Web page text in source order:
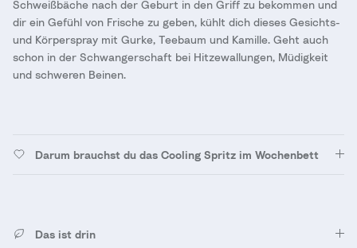
Schweißbäche nach der Geburt in den Griff zu bekommen und
dir ein Gefühl von Frische zu geben, kühlt dich dieses Gesichts-
und Körperspray mit Gurke, Teebaum und Kamille. Geht auch
schon in der Schwangerschaft bei Hitzewallungen, Müdigkeit
und schweren Beinen.
Darum brauchst du das Cooling Spritz im Wochenbett
Das ist drin